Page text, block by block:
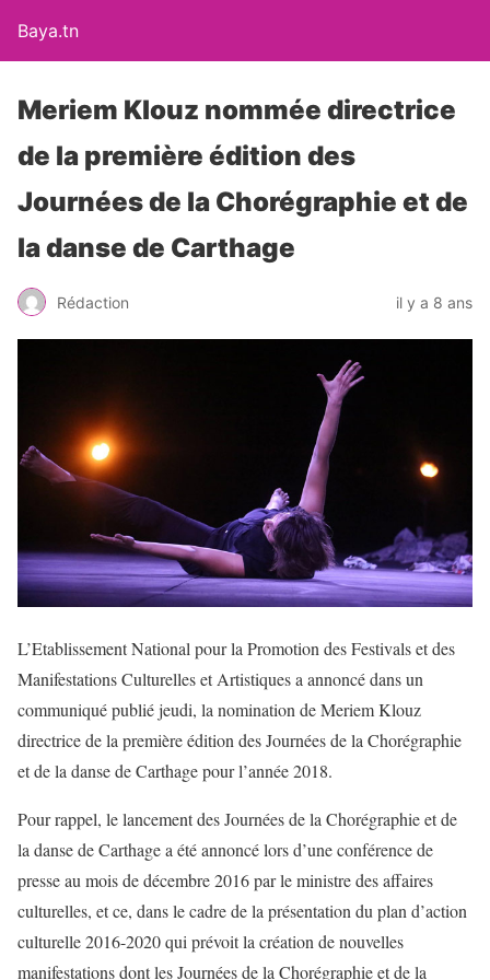
Baya.tn
Meriem Klouz nommée directrice
de la première édition des
Journées de la Chorégraphie et de
la danse de Carthage
Rédaction il y a 8 ans
L’Etablissement National pour la Promotion des Festivals et des
Manifestations Culturelles et Artistiques a annoncé dans un
communiqué publié jeudi, la nomination de Meriem Klouz
directrice de la première édition des Journées de la Chorégraphie
et de la danse de Carthage pour l’année 2018.
Pour rappel, le lancement des Journées de la Chorégraphie et de
la danse de Carthage a été annoncé lors d’une conférence de
presse au mois de décembre 2016 par le ministre des affaires
culturelles, et ce, dans le cadre de la présentation du plan d’action
culturelle 2016-2020 qui prévoit la création de nouvelles
manifestations dont les Journées de la Chorégraphie et de la